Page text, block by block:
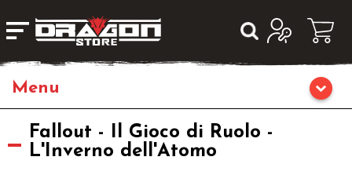
Giochi da Tavolo
Fallout - Il Gioco di Ruolo -
L'Inverno dell'Atomo